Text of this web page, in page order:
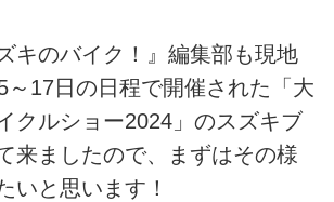
キのバイク！』編集部も現地
～17日の日程で開催された「大
クルショー2024」のスズキブ
来ましたので、まずはその様
いと思います！